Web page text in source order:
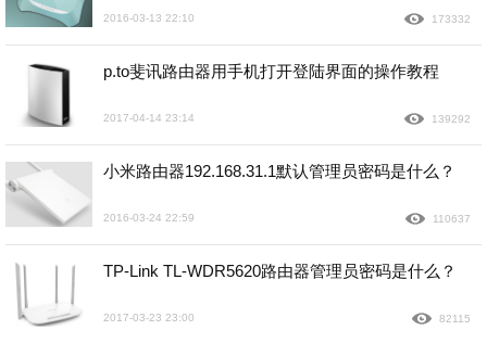
2016-03-13 22:10 173332
p.to斐讯路由器用手机打开登陆界面的操作教程
2017-04-14 23:14 139292
小米路由器192.168.31.1默认管理员密码是什么？
2016-03-24 22:59 110637
TP-Link TL-WDR5620路由器管理员密码是什么？
2017-03-23 23:00 82115